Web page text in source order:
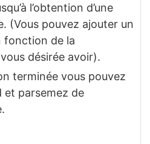
l’obtention d’une
(Vous pouvez ajouter un
fonction de la
désirée avoir).
terminée vous pouvez
et parsemez de